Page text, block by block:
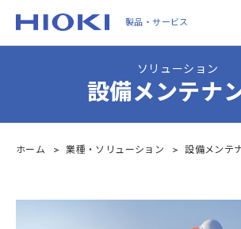
main
製品・サービス
ソリューション
設備メンテナ
ホーム 業種・ソリューション 設備メンテ